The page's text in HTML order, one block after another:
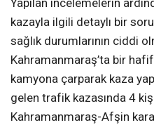
Yapılan incelemelerin
kazayla ilgili detaylı bir
sağlık durumlarının ciddi
Kahramanmaraş’ta bir
kamyona çarparak kaza
gelen trafik kazasında 4
Kahramanmaraş-Afşin